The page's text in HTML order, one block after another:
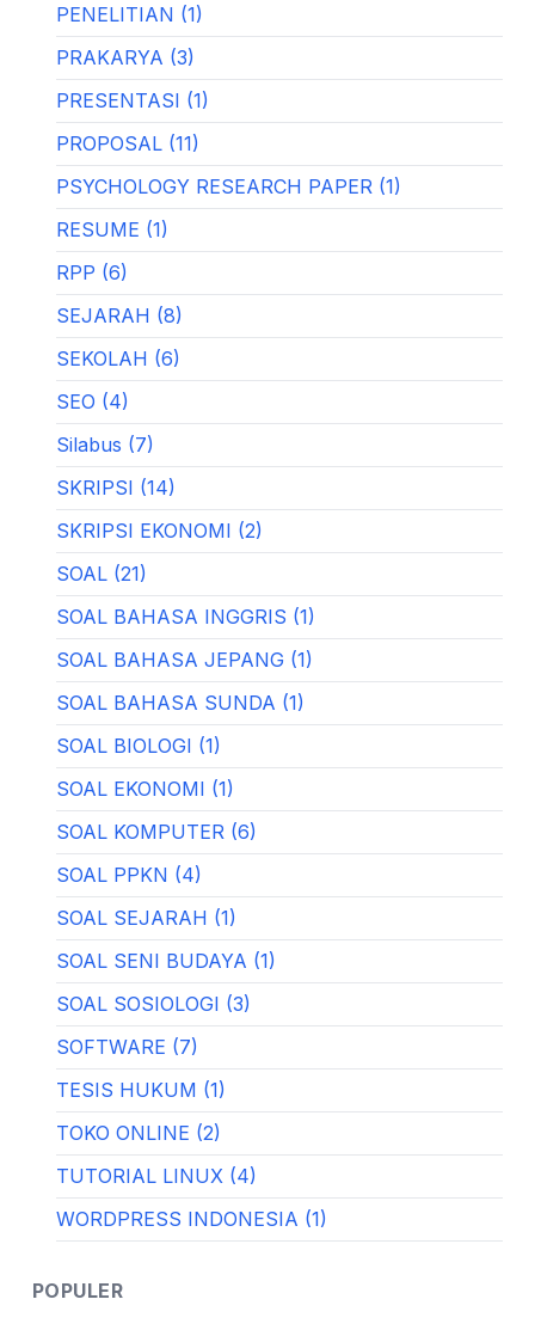
PENELITIAN (1)
PRAKARYA (3)
PRESENTASI (1)
PROPOSAL (11)
PSYCHOLOGY RESEARCH PAPER (1)
RESUME (1)
RPP (6)
SEJARAH (8)
SEKOLAH (6)
SEO (4)
Silabus (7)
SKRIPSI (14)
SKRIPSI EKONOMI (2)
SOAL (21)
SOAL BAHASA INGGRIS (1)
SOAL BAHASA JEPANG (1)
SOAL BAHASA SUNDA (1)
SOAL BIOLOGI (1)
SOAL EKONOMI (1)
SOAL KOMPUTER (6)
SOAL PPKN (4)
SOAL SEJARAH (1)
SOAL SENI BUDAYA (1)
SOAL SOSIOLOGI (3)
SOFTWARE (7)
TESIS HUKUM (1)
TOKO ONLINE (2)
TUTORIAL LINUX (4)
WORDPRESS INDONESIA (1)
POPULER